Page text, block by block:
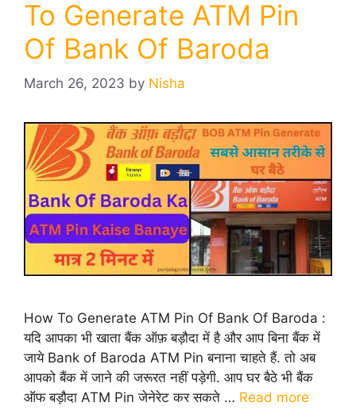
To Generate ATM Pin
Of Bank Of Baroda
March 26, 2023 by Nisha
How To Generate ATM Pin Of Bank Of Baroda :
यदि आपका भी खाता बैंक ऑफ़ बड़ौदा में है और आप बिना बैंक में
जाये Bank of Baroda ATM Pin बनाना चाहते हैं. तो अब
आपको बैंक में जाने की जरूरत नहीं पड़ेगी. आप घर बैठे भी बैंक
ऑफ बड़ौदा ATM Pin जेनेरेट कर सकते … Read more